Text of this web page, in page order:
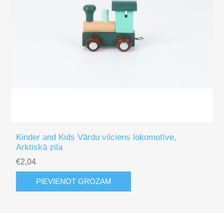
Bumbiņu trase Trix Track
Spēlē un mācies
Muzikālās instrumenti
Koka puzles spēles bērniem
Kinder and Kids Vārdu vilciens lokomotīve,
Arktiskā zila
€2,04
PIEVIENOT GROZAM